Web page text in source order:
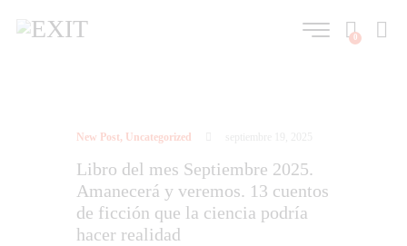
0
New Post, Uncategorized
Libro del mes Septiembre 2025.
Amanecerá y veremos. 13 cuentos
de ficción que la ciencia podría
hacer realidad